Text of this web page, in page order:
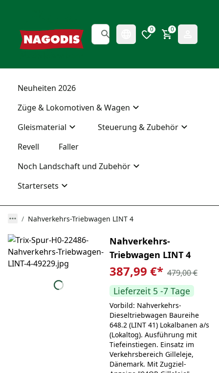
0 0
Neuheiten 2026
Züge & Lokomotiven & Wagen
Gleismaterial
Steuerung & Zubehör
Revell
Faller
Noch Landschaft und Zubehör
Startersets
Nahverkehrs-Triebwagen LINT 4
Nahverkehrs-
Triebwagen LINT 4
387,99 €* 479,00 €
Lieferzeit 5 -7 Tage
Vorbild: Nahverkehrs-
Dieseltriebwagen Baureihe
648.2 (LINT 41) Lokalbanen a/s
(Lokaltog). Ausführung mit
Tiefeinstiegen. Einsatz im
Verkehrsbereich Gilleleje,
Dänemark. Mit Zugziel-